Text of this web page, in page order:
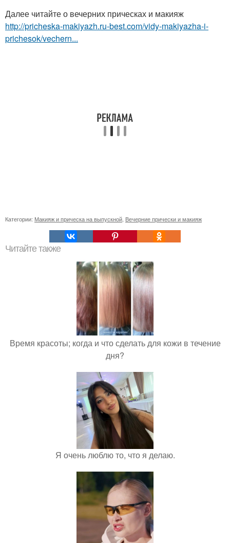
Далее читайте о вечерних прическах и макияж
http://pricheska-makiyazh.ru-best.com/vidy-makiyazha-i-
prichesok/vechern...
Категории: Макияж и прическа на выпускной Вечерние прически и макияж
Читайте также
Время красоты; когда и что сделать для кожи в течение
дня?
Я очень люблю то, что я делаю.